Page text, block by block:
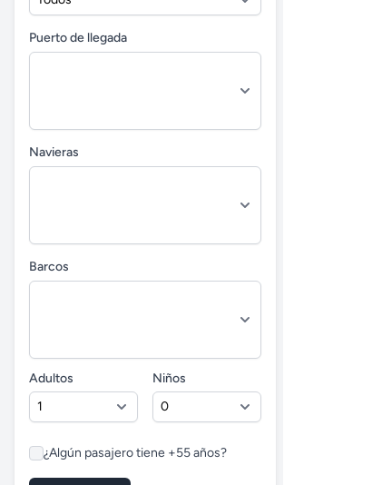
Puerto de llegada
Navieras
Barcos
Adultos Niños
¿Algún pasajero tiene +55 años?